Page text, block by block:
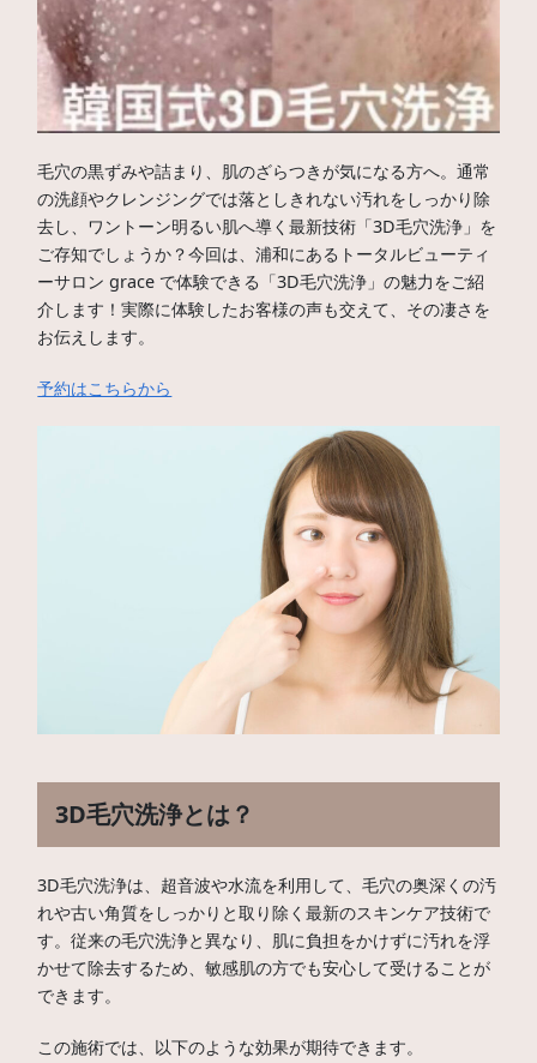
毛穴の黒ずみや詰まり、肌のざらつきが気になる方へ。通常
の洗顔やクレンジングでは落としきれない汚れをしっかり除
去し、ワントーン明るい肌へ導く最新技術「3D毛穴洗浄」を
ご存知でしょうか？今回は、浦和にあるトータルビューティ
ーサロン grace で体験できる「3D毛穴洗浄」の魅力をご紹
介します！実際に体験したお客様の声も交えて、その凄さを
お伝えします。
予約はこちらから
3D毛穴洗浄とは？
3D毛穴洗浄は、超音波や水流を利用して、毛穴の奥深くの汚
れや古い角質をしっかりと取り除く最新のスキンケア技術で
す。従来の毛穴洗浄と異なり、肌に負担をかけずに汚れを浮
かせて除去するため、敏感肌の方でも安心して受けることが
できます。
この施術では、以下のような効果が期待できます。